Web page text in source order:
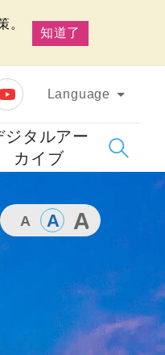
。
知道了
Language
ジタルアー
カイブ